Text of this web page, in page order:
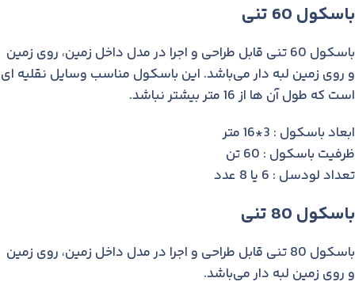
باسکول 60 تنی
باسکول 60 تنی قابل طراحی و اجرا در مدل داخل زمین، روی زمین
و روی زمین لبه دار می‌باشد. این باسکول مناسب وسایل نقلیه ای
است که طول آن ها از 16 متر بیشتر نباشد.
ابعاد باسکول : 3*16 متر
ظرفیت باسکول : 60 تن
تعداد لودسل : 6 یا 8 عدد
باسکول 80 تنی
باسکول 80 تنی قابل طراحی و اجرا در مدل داخل زمین، روی زمین
و روی زمین لبه دار می‌باشد.